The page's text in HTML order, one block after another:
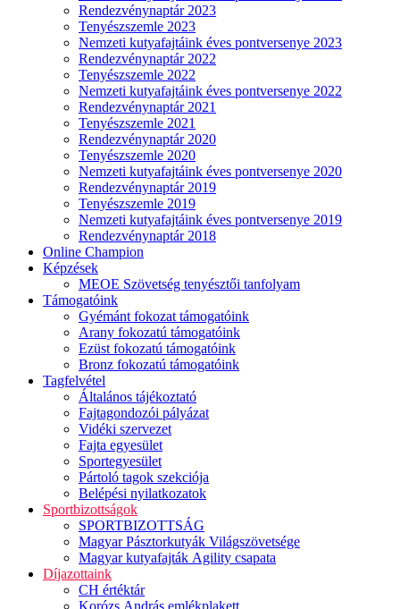
Rendezvénynaptár 2023
Tenyészszemle 2023
Nemzeti kutyafajtáink éves pontversenye 2023
Rendezvénynaptár 2022
Tenyészszemle 2022
Nemzeti kutyafajtáink éves pontversenye 2022
Rendezvénynaptár 2021
Tenyészszemle 2021
Rendezvénynaptár 2020
Tenyészszemle 2020
Nemzeti kutyafajtáink éves pontversenye 2020
Rendezvénynaptár 2019
Tenyészszemle 2019
Nemzeti kutyafajtáink éves pontversenye 2019
Rendezvénynaptár 2018
Online Champion
Képzések
MEOE Szövetség tenyésztői tanfolyam
Támogatóink
Gyémánt fokozat támogatóink
Arany fokozatú támogatóink
Ezüst fokozatú támogatóink
Bronz fokozatú támogatóink
Tagfelvétel
Általános tájékoztató
Fajtagondozói pályázat
Vidéki szervezet
Fajta egyesület
Sportegyesület
Pártoló tagok szekciója
Belépési nyilatkozatok
Sportbizottságok
SPORTBIZOTTSÁG
Magyar Pásztorkutyák Világszövetsége
Magyar kutyafajták Agility csapata
Díjazottaink
CH értéktár
Korózs András emlékplakett